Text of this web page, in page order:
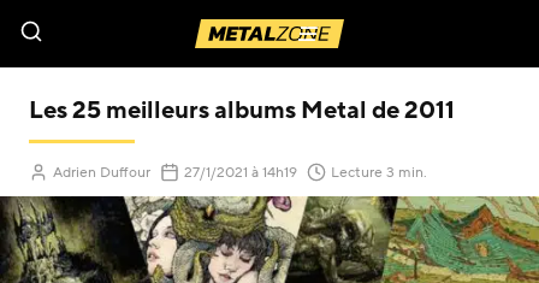
Menu
Les 25 meilleurs albums Metal de 2011
Adrien Duffour 27/1/2021 (Mis à jour le )
à 14h19 Lecture 3 min.